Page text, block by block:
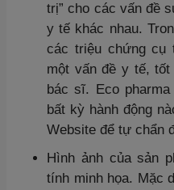
trị” cho các vấn đề
y tế khác nhau.
các triệu chứng cụ
một vấn đề y tế, tốt
bác sĩ. Eco
bất kỳ hành động
Website để tự chẩn
Hình ảnh của sản
tính minh họa. Mặc